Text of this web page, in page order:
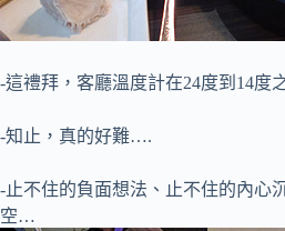
-這禮拜，客廳溫度計在24度到
-知止，真的好難….
-止不住的負面想法、止不住的內心
空…